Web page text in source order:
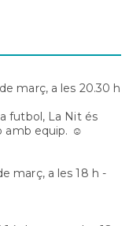
març, a les 20.30 h
futbol, La Nit és
o amb equip. ☺
març, a les 18 h -